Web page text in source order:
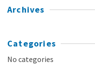
Archives
Categories
No categories